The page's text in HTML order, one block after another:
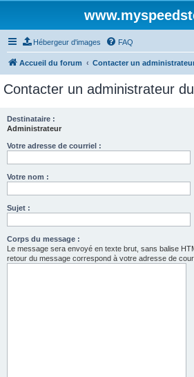
Hébergeur d'images FAQ
Accueil du forum Contacter un
Contacter un administrateur
Destinataire :
Administrateur
Votre adresse de courriel :
Votre nom :
Sujet :
Corps du message :
Le message sera envoyé en texte brut, sans balise
retour du message correspond à votre adresse de